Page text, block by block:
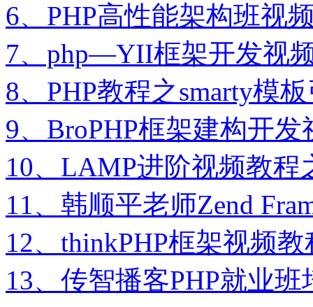
6、PHP高性能架构班视
7、php—YII框架开发视
8、PHP教程之smarty模
9、BroPHP框架建构开发
10、LAMP进阶视频教程
11、韩顺平老师Zend
12、thinkPHP框架视频
13、传智播客PHP就业